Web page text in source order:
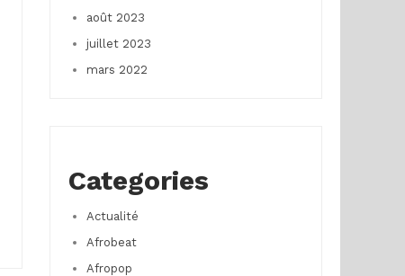
août 2023
juillet 2023
mars 2022
Categories
Actualité
Afrobeat
Afropop